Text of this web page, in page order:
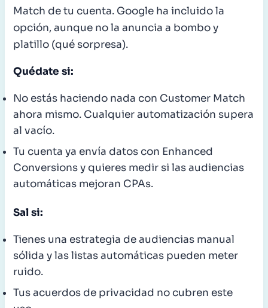
Match de tu cuenta. Google ha incluido la
opción, aunque no la anuncia a bombo y
platillo (qué sorpresa).
Quédate si:
No estás haciendo nada con Customer Match
ahora mismo. Cualquier automatización supera
al vacío.
Tu cuenta ya envía datos con Enhanced
Conversions y quieres medir si las audiencias
automáticas mejoran CPAs.
Sal si:
Tienes una estrategia de audiencias manual
sólida y las listas automáticas pueden meter
ruido.
Tus acuerdos de privacidad no cubren este